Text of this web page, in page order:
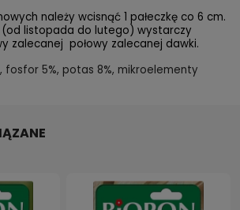
należy wcisnąć 1 pałeczkę co 6 cm.
(od listopada do lutego) wystarczy
zalecanej połowy zalecanej dawki.
fosfor 5%, potas 8%, mikroelementy